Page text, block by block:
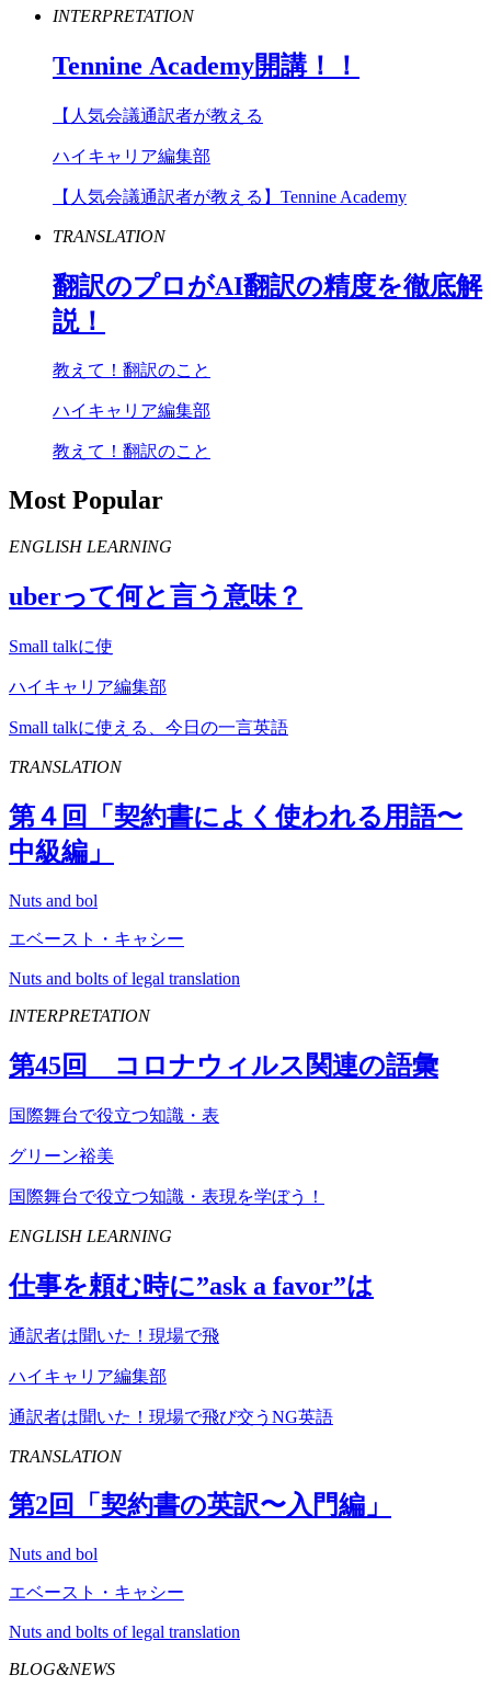
INTERPRETATION
Tennine Academy開講！！
【人気会議通訳者が教える
ハイキャリア編集部
【人気会議通訳者が教える】Tennine Academy
TRANSLATION
翻訳のプロがAI翻訳の精度を徹底解
説！
教えて！翻訳のこと
ハイキャリア編集部
教えて！翻訳のこと
Most Popular
ENGLISH LEARNING
uberって何と言う意味？
Small talkに使
ハイキャリア編集部
Small talkに使える、今日の一言英語
TRANSLATION
第４回「契約書によく使われる用語〜
中級編」
Nuts and bol
エベースト・キャシー
Nuts and bolts of legal translation
INTERPRETATION
第45回 コロナウィルス関連の語彙
国際舞台で役立つ知識・表
グリーン裕美
国際舞台で役立つ知識・表現を学ぼう！
ENGLISH LEARNING
仕事を頼む時に”ask a favor”は
通訳者は聞いた！現場で飛
ハイキャリア編集部
通訳者は聞いた！現場で飛び交うNG英語
TRANSLATION
第2回「契約書の英訳〜入門編」
Nuts and bol
エベースト・キャシー
Nuts and bolts of legal translation
BLOG&NEWS